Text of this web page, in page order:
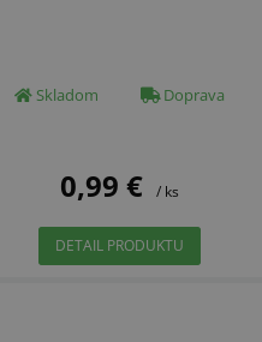
Skladom Doprava
0,99 € / ks
DETAIL PRODUKTU